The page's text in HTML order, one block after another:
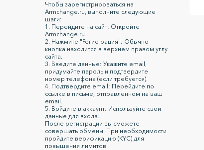
Чтобы зарегистрироваться на
Armchange.ru, выполните следующие
шаги:
1. Перейдите на сайт: Откройте
Armchange.ru.
2. Нажмите "Регистрация": Обычно
кнопка находится в верхнем правом углу
сайта.
3. Введите данные: Укажите email,
придумайте пароль и подтвердите
номер телефона (если требуется).
4. Подтвердите email: Перейдите по
ссылке в письме, отправленном на ваш
email.
5. Войдите в аккаунт: Используйте свои
данные для входа.
После регистрации вы сможете
совершать обмены. При необходимости
пройдите верификацию (KYC) для
повышения лимитов